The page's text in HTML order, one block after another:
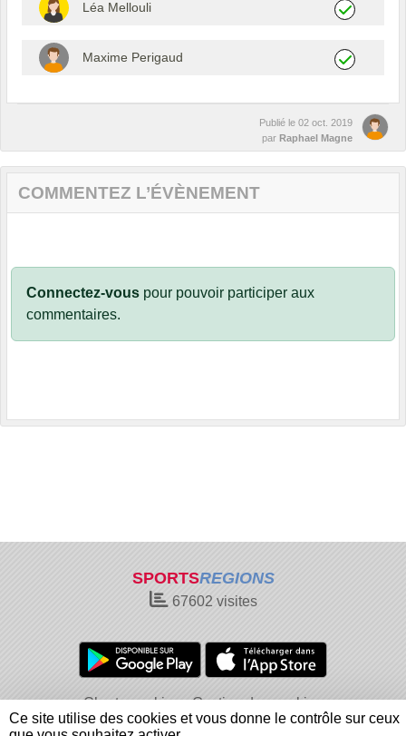
Léa Mellouli
Maxime Perigaud
Publié le 02 oct. 2019
par Raphael Magne
COMMENTEZ L’ÉVÈNEMENT
Connectez-vous pour pouvoir participer aux
commentaires.
SPORTSREGIONS
67602 visites
Charte cookies
Gestion des cookies
Informations légales
Signaler un contenu inapproprié
Ce site utilise des cookies et vous donne le contrôle sur ceux